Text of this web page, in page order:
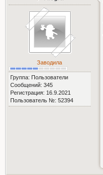
Заводила
Группа: Пользователи
Сообщений: 345
Регистрация: 16.9.2021
Пользователь №: 52394